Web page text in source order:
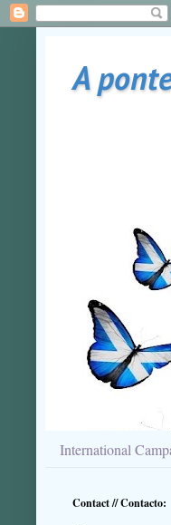
A
International
Contact // Contacto: